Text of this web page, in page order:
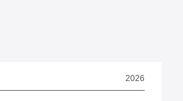
2026